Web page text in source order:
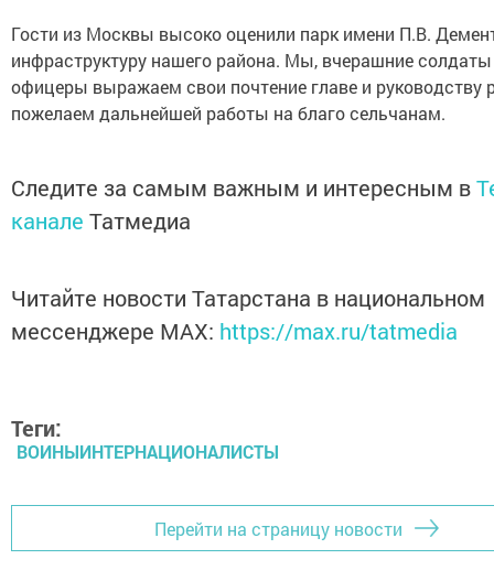
Гости из Москвы высоко оценили парк имени П.В.
инфраструктуру нашего района. Мы, вчерашние
офицеры выражаем свои почтение главе и руководству
пожелаем дальнейшей работы на благо сельчанам.
Следите за самым важным и интересным в
канале Татмедиа
Читайте новости Татарстана в национальном
мессенджере MАХ: https://max.ru/tatmedia
Теги:
ВОИНЫИНТЕРНАЦИОНАЛИСТЫ
Перейти на страницу новости